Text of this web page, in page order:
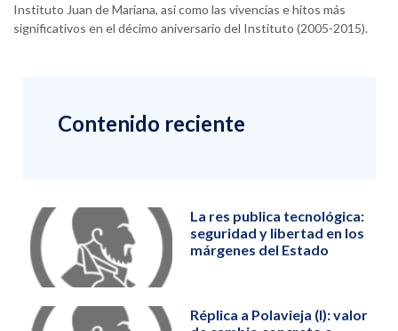
Instituto Juan de Mariana, así como las vivencias e hitos más
significativos en el décimo aniversario del Instituto (2005-2015).
Contenido reciente
La res publica tecnológica:
seguridad y libertad en los
márgenes del Estado
Réplica a Polavieja (I): valor